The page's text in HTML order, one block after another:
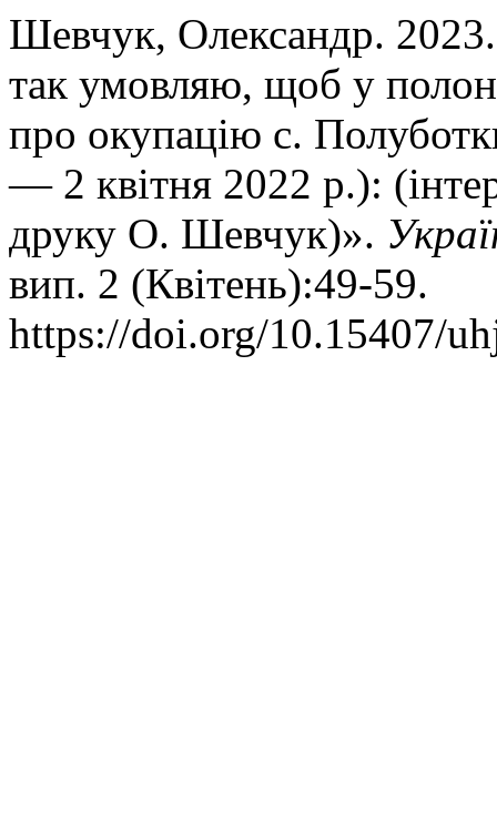
Шевчук, Олександр.
так умовляю, щоб у полон
про окупацію с.
— 2 квітня 2022 р.):
друку О. Шевчук)».
вип. 2 (Квітень):49-59.
https://doi.org/10.15407/